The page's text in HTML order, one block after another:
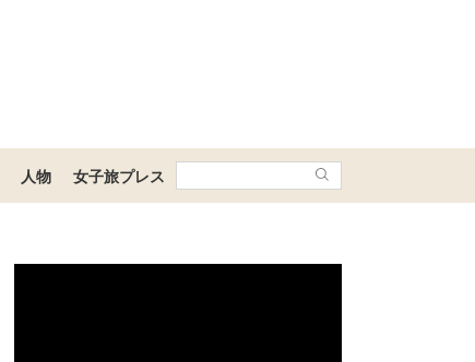
人物 女子旅プレス